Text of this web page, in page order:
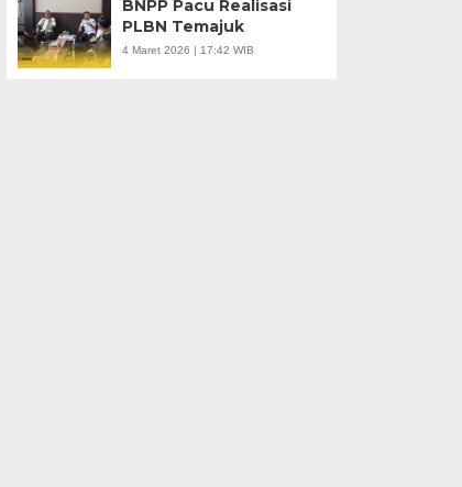
BNPP Pacu Realisasi
PLBN Temajuk
4 Maret 2026 | 17:42 WIB